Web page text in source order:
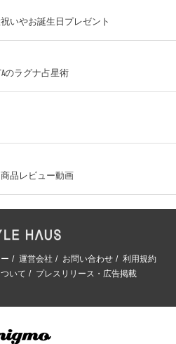
いやお誕生日プレゼント
のラグナ占星術
品レビュー動画
運営会社 お問い合わせ
利用規約
いて
プレスリリース・広告掲載